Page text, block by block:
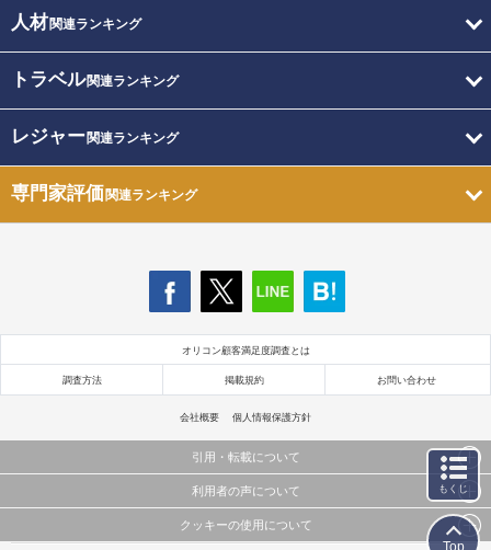
人材関連ランキング
トラベル関連ランキング
レジャー関連ランキング
専門家評価関連ランキング
オリコン顧客満足度調査とは
調査方法 掲載規約 お問い合わせ
会社概要 個人情報保護方針
引用・転載について
当サイトで公開されている情報（文字、写真、イラスト、画像データ等）及びこれらの配置・
これらの情報を権利者の許可なく無断転載・複製などの二次利用を行うことは固く禁じており
利用者の声について
当サイトに掲載している内容はすべてサービスの利用者が提出された見解・感想です。
クッキーの使用について
もくじ
Top